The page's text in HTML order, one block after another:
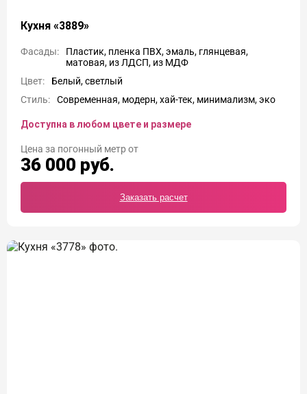
Кухня «3889»
Фасады:
Пластик, пленка ПВХ, эмаль, глянцевая,
матовая, из ЛДСП, из МДФ
Цвет:
Белый, светлый
Стиль:
Современная, модерн, хай-тек, минимализм, эко
Доступна в любом цвете и размере
Цена
36 000 руб.
Заказать расчет